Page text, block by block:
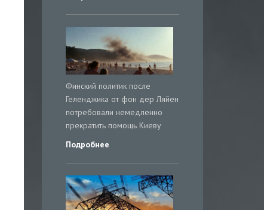
Финский политик после
Геленджика от фон дер Ляйен
потребовали немедленно
прекратить помощь Киеву
Подробнее